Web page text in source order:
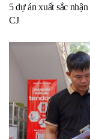
5 dự án xuất sắc
CJ